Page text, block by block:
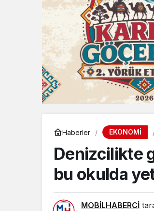
Haberler EKONOMİ
Denizcilikte
bu okulda
MOBİLHABERCİ